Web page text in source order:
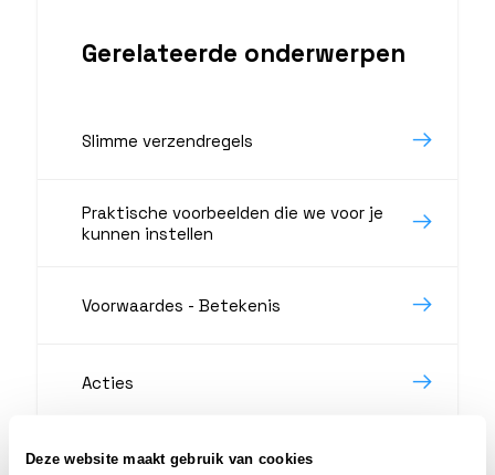
Deze website maakt gebruik van cookies
Gerelateerde onderwerpen
Slimme verzendregels
Praktische voorbeelden die we voor je
kunnen instellen
Voorwaardes - Betekenis
Acties
Voorbeeldregel: Douaneregels